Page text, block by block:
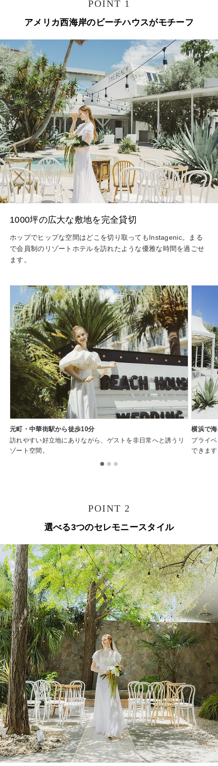
POINT 1
アメリカ西海岸のビーチハウスがモチーフ
1000坪の広大な敷地を完全貸切
ホップでヒップな空間はどこを切り取ってもInstagenic。まる
で会員制のリゾートホテルを訪れたような優雅な時間を過ごせ
ます。
元町・中華街駅から徒歩10分
訪れやすい好立地にありながら、ゲストを非日常へと誘うリ
ゾート空間。
横浜で
プライ
できま
POINT 2
選べる3つのセレモニースタイル